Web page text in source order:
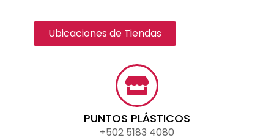
Ubicaciones de Tiendas
PUNTOS PLÁSTICOS
+502 5183 4080